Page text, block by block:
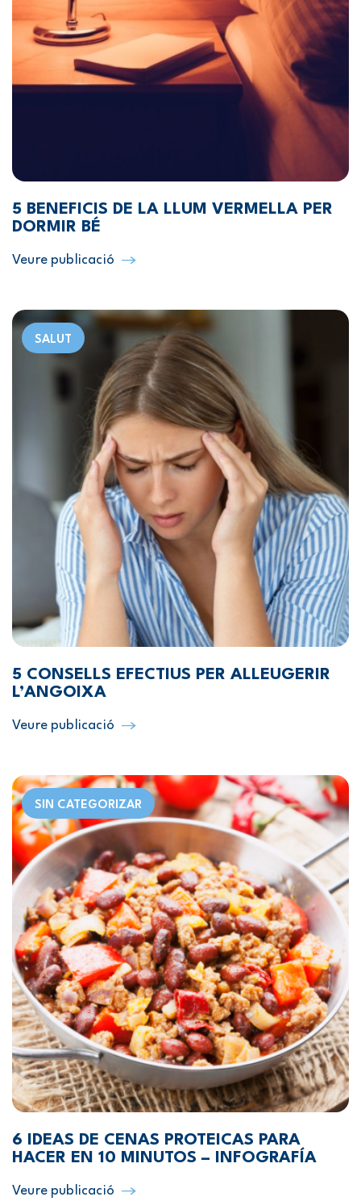
5 BENEFICIS DE LA LLUM VERMELLA PER
DORMIR BÉ
Veure publicació
SALUT
5 CONSELLS EFECTIUS PER ALLEUGERIR
L’ANGOIXA
Veure publicació
SIN CATEGORIZAR
6 IDEAS DE CENAS PROTEICAS PARA
HACER EN 10 MINUTOS – INFOGRAFÍA
Veure publicació